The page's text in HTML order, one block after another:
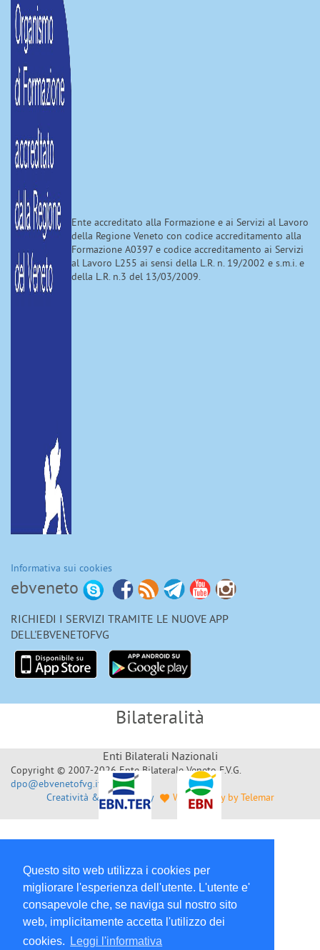
Questo sito web utilizza i cookies per
migliorare l'esperienza dell'utente. L'utente e'
consapevole che, se naviga sul nostro sito
web, implicitamente accetta l'utilizzo dei
cookies.
Leggi l'informativa
Ente accreditato alla Formazione e ai Servizi al Lavoro
della Regione Veneto con codice accreditamento alla
Formazione A0397 e codice accreditamento ai Servizi
al Lavoro L255 ai sensi della L.R. n. 19/2002 e s.m.i. e
della L.R. n.3 del 13/03/2009.
Informativa sui cookies
ebveneto
RICHIEDI I SERVIZI TRAMITE LE NUOVE APP
DELL'EBVENETOFVG
Bilateralità
Enti Bilaterali Nazionali
Copyright © 2007-2026 Ente Bilaterale Veneto F.V.G.
dpo@ebvenetofvg.it
Creatività & Sviluppo by
Web Agency by Telemar